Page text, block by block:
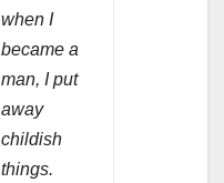
when I
became a
man, I put
away
childish
things.